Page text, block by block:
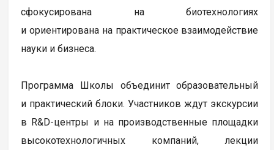
сфокусирована на биотехнологиях
и ориентирована на практическое взаимодействие
науки и бизнеса.
Программа Школы объединит образовательный
и практический блоки. Участников ждут экскурсии
в R&D-центры и на производственные площадки
высокотехнологичных компаний, лекции